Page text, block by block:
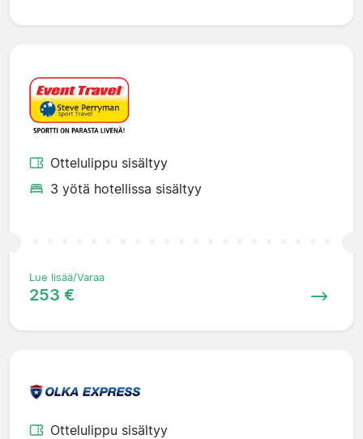
Ottelulippu sisältyy
3 yötä hotellissa sisältyy
Lue lisää/Varaa
253 €
Ottelulippu sisältyy